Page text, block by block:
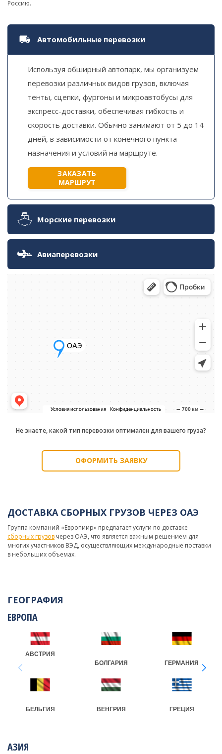
Россию.
Автомобильные перевозки
Используя обширный автопарк, мы организуем
перевозки различных видов грузов, включая
тенты, сцепки, фургоны и микроавтобусы для
экспресс-доставки, обеспечивая гибкость и
скорость доставки. Обычно занимают от 5 до 14
дней, в зависимости от конечного пункта
назначения и условий на маршруте.
ЗАКАЗАТЬ
МАРШРУТ
Морские перевозки
Авиаперевозки
Не знаете, какой тип перевозки оптимален для вашего груза?
ОФОРМИТЬ ЗАЯВКУ
ДОСТАВКА СБОРНЫХ ГРУЗОВ ЧЕРЕЗ ОАЭ
Группа компаний «Европиир» предлагает услуги по доставке
сборных грузов через ОАЭ, что является важным решением для
многих участников ВЭД, осуществляющих международные поставки
в небольших объемах.
ГЕОГРАФИЯ
ЕВРОПА
АВСТРИЯ
БЕЛЬГИЯ
БОЛГАРИЯ
ВЕНГРИЯ
ГЕРМАНИЯ
ГРЕЦИЯ
АЗИЯ